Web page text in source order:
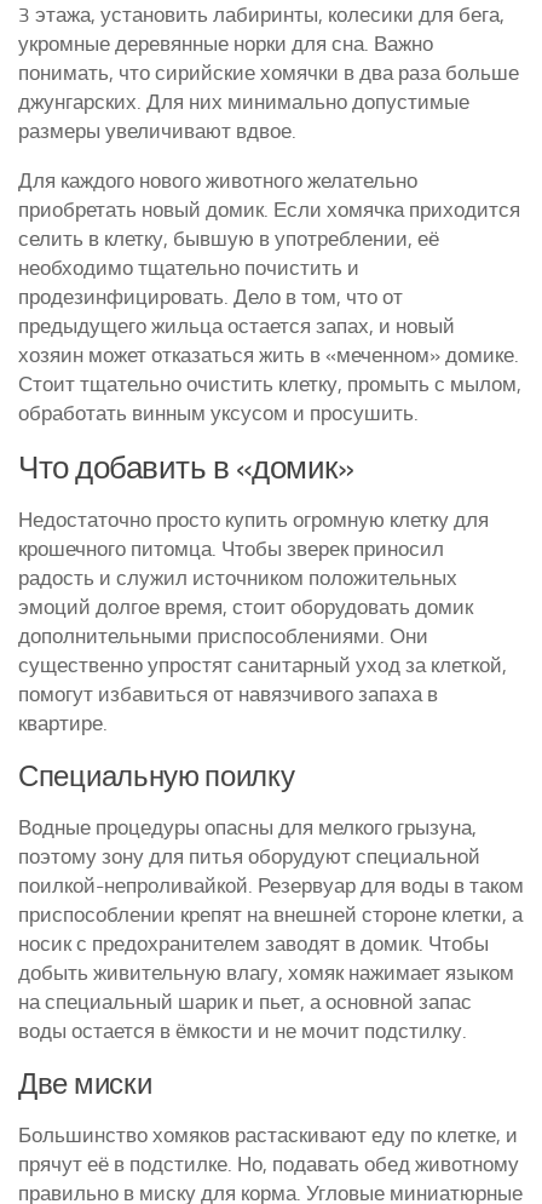
3 этажа, установить лабиринты, колесики для бега,
укромные деревянные норки для сна. Важно
понимать, что сирийские хомячки в два раза больше
джунгарских. Для них минимально допустимые
размеры увеличивают вдвое.
Для каждого нового животного желательно
приобретать новый домик. Если хомячка приходится
селить в клетку, бывшую в употреблении, её
необходимо тщательно почистить и
продезинфицировать. Дело в том, что от
предыдущего жильца остается запах, и новый
хозяин может отказаться жить в «меченном» домике.
Стоит тщательно очистить клетку, промыть с мылом,
обработать винным уксусом и просушить.
Что добавить в «домик»
Недостаточно просто купить огромную клетку для
крошечного питомца. Чтобы зверек приносил
радость и служил источником положительных
эмоций долгое время, стоит оборудовать домик
дополнительными приспособлениями. Они
существенно упростят санитарный уход за клеткой,
помогут избавиться от навязчивого запаха в
квартире.
Специальную поилку
Водные процедуры опасны для мелкого грызуна,
поэтому зону для питья оборудуют специальной
поилкой-непроливайкой. Резервуар для воды в таком
приспособлении крепят на внешней стороне клетки, а
носик с предохранителем заводят в домик. Чтобы
добыть живительную влагу, хомяк нажимает языком
на специальный шарик и пьет, а основной запас
воды остается в ёмкости и не мочит подстилку.
Две миски
Большинство хомяков растаскивают еду по клетке, и
прячут её в подстилке. Но, подавать обед животному
правильно в миску для корма. Угловые миниатюрные